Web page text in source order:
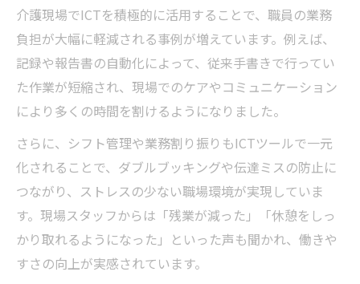
介護現場でICTを積極的に活用することで、職員の業務
負担が大幅に軽減される事例が増えています。例えば、
記録や報告書の自動化によって、従来手書きで行ってい
た作業が短縮され、現場でのケアやコミュニケーション
により多くの時間を割けるようになりました。
さらに、シフト管理や業務割り振りもICTツールで一元
化されることで、ダブルブッキングや伝達ミスの防止に
つながり、ストレスの少ない職場環境が実現していま
す。現場スタッフからは「残業が減った」「休憩をしっ
かり取れるようになった」といった声も聞かれ、働きや
すさの向上が実感されています。